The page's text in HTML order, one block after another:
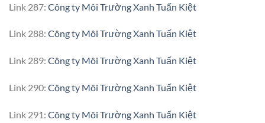
Link 287: Công ty Môi Trường Xanh Tuấn Kiệt
Link 288: Công ty Môi Trường Xanh Tuấn Kiệt
Link 289: Công ty Môi Trường Xanh Tuấn Kiệt
Link 290: Công ty Môi Trường Xanh Tuấn Kiệt
Link 291: Công ty Môi Trường Xanh Tuấn Kiệt